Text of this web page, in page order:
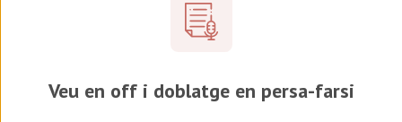
Veu en off i doblatge en persa-farsi